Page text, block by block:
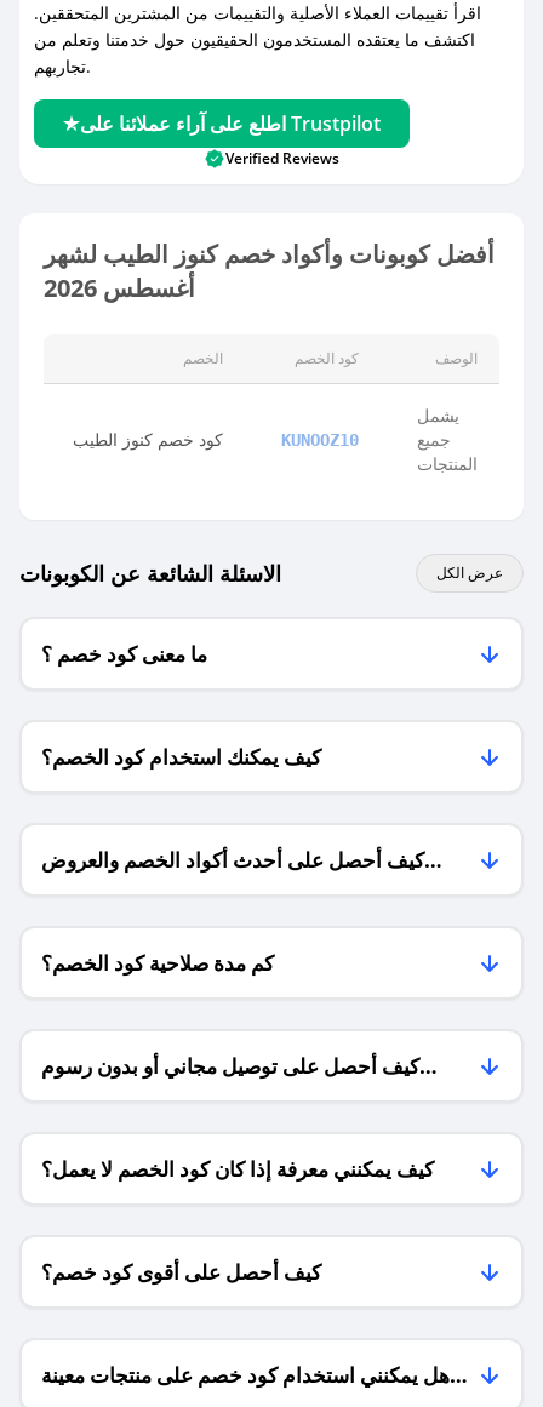
اقرأ تقييمات العملاء الأصلية والتقييمات من المشترين المتحققين.
اكتشف ما يعتقده المستخدمون الحقيقيون حول خدمتنا وتعلم من
تجاربهم.
اطلع على آراء عملائنا على Trustpilot
Verified Reviews
أفضل كوبونات وأكواد خصم كنوز الطيب لشهر
أغسطس 2026
الخصم كود الخصم الوصف
كود خصم كنوز الطيب KUNOOZ10
يشمل
جميع
المنتجات
الاسئلة الشائعة عن الكوبونات عرض الكل
ما معنى كود خصم ؟
كيف يمكنك استخدام كود الخصم؟
كيف أحصل على أحدث أكواد الخصم والعروض
للمتاجر؟
كم مدة صلاحية كود الخصم؟
كيف أحصل على توصيل مجاني أو بدون رسوم
الشحن ؟
كيف يمكنني معرفة إذا كان كود الخصم لا يعمل؟
كيف أحصل على أقوى كود خصم؟
هل يمكنني استخدام كود خصم على منتجات معينة